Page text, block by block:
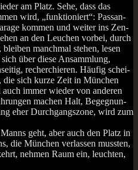
am Platz. Sehe, dass das
wird, „funk­tio­niert“: Pas­san­
kom­men und wei­ter ins Zen­
an den Leu­chen vor­bei, durch
manch­mal ste­hen, lesen
über die­se Ansamm­lung,
recher­chie­ren. Häu­fig schei­
die sich kur­ze Zeit in Mün­chen
immer wie­der von ande­ren
machen Halt, Begeg­nun­
eher Durch­gangs­zo­ne, wird zum
geht, aber auch den Platz in
die Mün­chen ver­las­sen muss­ten,
neh­men Raum ein, leuch­ten,